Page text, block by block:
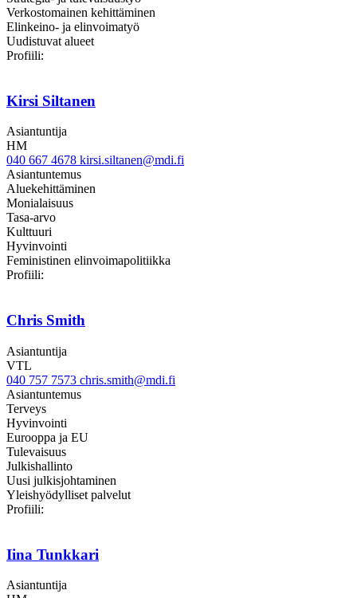
Verkostomainen kehittäminen
Elinkeino- ja elinvoimatyö
Uudistuvat alueet
Profiili:
Kirsi Siltanen
Asiantuntija
HM
040 667 4678 kirsi.siltanen@mdi.fi
Asiantuntemus
Aluekehittäminen
Monialaisuus
Tasa-arvo
Kulttuuri
Hyvinvointi
Feministinen elinvoimapolitiikka
Profiili:
Chris Smith
Asiantuntija
VTL
040 757 7573 chris.smith@mdi.fi
Asiantuntemus
Terveys
Hyvinvointi
Eurooppa ja EU
Tulevaisuus
Julkishallinto
Uusi julkisjohtaminen
Yleishyödylliset palvelut
Profiili:
Iina Tunkkari
Asiantuntija